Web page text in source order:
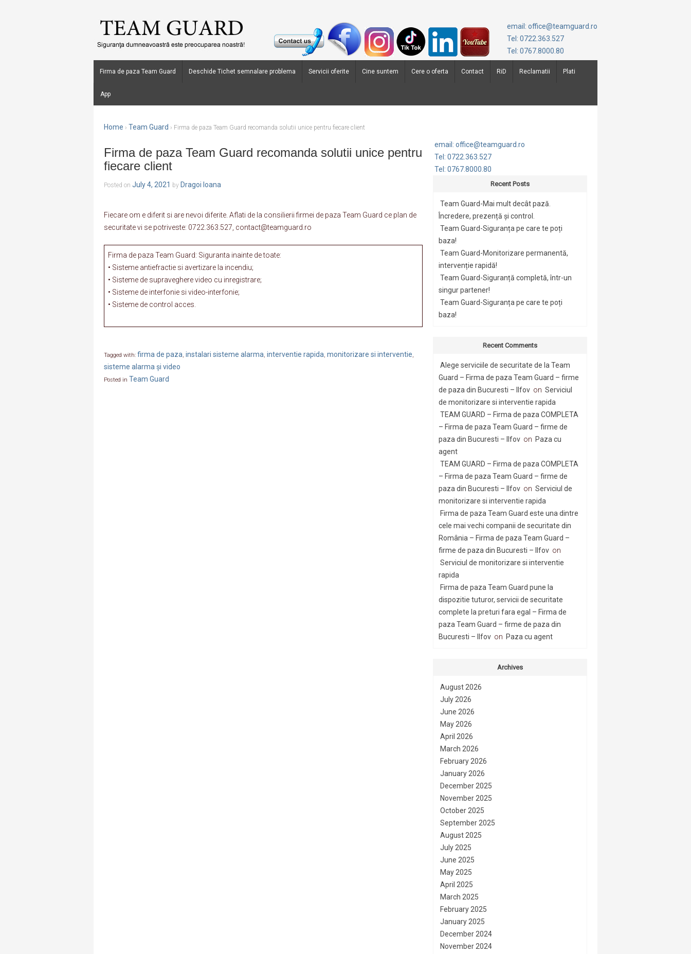
email: office@teamguard.ro
Tel: 0722.363.527
Tel: 0767.8000.80
Firma de paza Team Guard Deschide Tichet semnalare problema Servicii oferite Cine suntem Cere o oferta Contact RiD Reclamatii Plati
App
Home › Team Guard › Firma de paza Team Guard recomanda solutii unice pentru fiecare client
Firma de paza Team Guard recomanda solutii unice pentru
fiecare client
Posted on July 4, 2021 by Dragoi Ioana
Fiecare om e diferit si are nevoi diferite. Aflati de la consilierii firmei de paza Team Guard ce plan de
securitate vi se potriveste: 0722.363.527, contact@teamguard.ro
Firma de paza Team Guard: Siguranta inainte de toate:
• Sisteme antiefractie si avertizare la incendiu;
• Sisteme de supraveghere video cu inregistrare;
• Sisteme de interfonie si video-interfonie;
• Sisteme de control acces.
Tagged with: firma de paza, instalari sisteme alarma, interventie rapida, monitorizare si interventie,
sisteme alarma și video
Posted in Team Guard
email: office@teamguard.ro
Tel: 0722.363.527
Tel: 0767.8000.80
Recent Posts
Team Guard-Mai mult decât pază.
Încredere, prezență și control.
Team Guard-Siguranța pe care te poți
baza!
Team Guard-Monitorizare permanentă,
intervenție rapidă!
Team Guard-Siguranță completă, într-un
singur partener!
Team Guard-Siguranța pe care te poți
baza!
Recent Comments
Alege serviciile de securitate de la Team
Guard – Firma de paza Team Guard – firme
de paza din Bucuresti – Ilfov on Serviciul
de monitorizare si interventie rapida
TEAM GUARD – Firma de paza COMPLETA
– Firma de paza Team Guard – firme de
paza din Bucuresti – Ilfov on Paza cu
agent
TEAM GUARD – Firma de paza COMPLETA
– Firma de paza Team Guard – firme de
paza din Bucuresti – Ilfov on Serviciul de
monitorizare si interventie rapida
Firma de paza Team Guard este una dintre
cele mai vechi companii de securitate din
România – Firma de paza Team Guard –
firme de paza din Bucuresti – Ilfov on
Serviciul de monitorizare si interventie
rapida
Firma de paza Team Guard pune la
dispozitie tuturor, servicii de securitate
complete la preturi fara egal – Firma de
paza Team Guard – firme de paza din
Bucuresti – Ilfov on Paza cu agent
Archives
August 2026
July 2026
June 2026
May 2026
April 2026
March 2026
February 2026
January 2026
December 2025
November 2025
October 2025
September 2025
August 2025
July 2025
June 2025
May 2025
April 2025
March 2025
February 2025
January 2025
December 2024
November 2024